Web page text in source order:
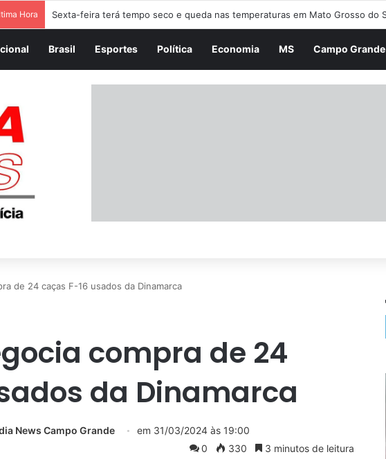
Hora JORNAL DA MANHÃ – 1° EDIÇÃO – 07/08/2026
Brasil Esportes Política Economia MS Campo Grande
de 24 caças F-16 usados da Dinamarca
compra de 24
da Dinamarca
News Campo Grande em 31/03/2024 às 19:00
0
330 3 minutos de leitura